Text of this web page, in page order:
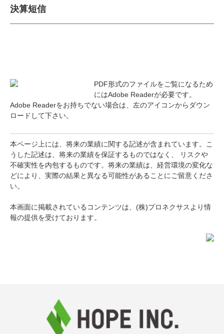
決算短信
PDF形式のファイルをご覧になるため
にはAdobe Readerが必要です。
Adobe Readerをお持ちでない場合は、左のアイコンからダウン
ロードして下さい。
本ページ上には、将来の業績に関する記述が含まれています。こ
うした記述は、将来の業績を保証するものではなく、 リスクや
不確実性を内包するものです。将来の業績は、経営環境の変化な
どにより、実際の結果と異なる可能性があることにご留意くださ
い。
本画面に掲載されているコンテンツは、 (株)プロネクサス より情
報の提供を受けております。